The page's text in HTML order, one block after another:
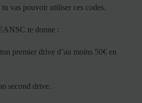
vas pouvoir utiliser ces codes.
te donne :
premier drive d’au moins 50€ en
second drive.